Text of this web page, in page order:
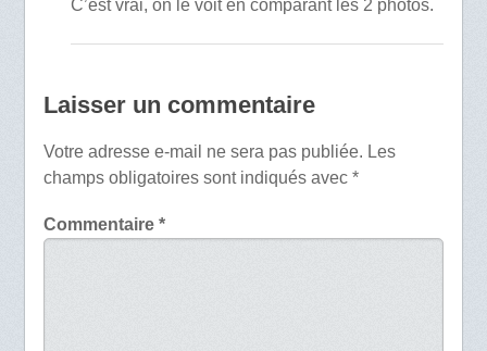
C’est vrai, on le voit en comparant les 2 photos.
Laisser un commentaire
Votre adresse e-mail ne sera pas publiée. Les
champs obligatoires sont indiqués avec *
Commentaire *